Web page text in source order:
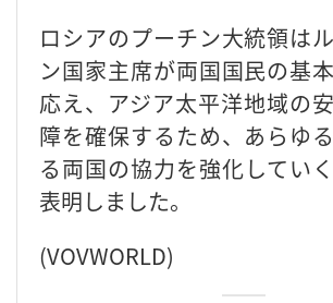
ロシアのプーチン大統領は
ン国家主席が両国国民の基
応え、アジア太平洋地域の
障を確保するため、あらゆ
る両国の協力を強化してい
表明しました。
(VOVWORLD)